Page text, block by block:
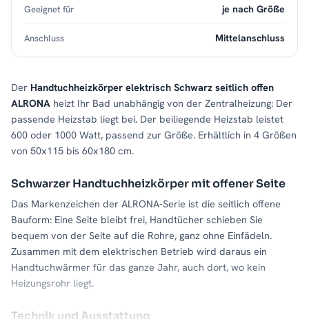
Der Handtuchheizkörper elektrisch Schwarz seitlich offen
ALRONA heizt Ihr Bad unabhängig von der Zentralheizung: Der
passende Heizstab liegt bei. Der beiliegende Heizstab leistet
600 oder 1000 Watt, passend zur Größe. Erhältlich in 4 Größen
von 50x115 bis 60x180 cm.
Schwarzer Handtuchheizkörper mit offener Seite
Das Markenzeichen der ALRONA-Serie ist die seitlich offene
Bauform: Eine Seite bleibt frei, Handtücher schieben Sie
bequem von der Seite auf die Rohre, ganz ohne Einfädeln.
Zusammen mit dem elektrischen Betrieb wird daraus ein
Handtuchwärmer für das ganze Jahr, auch dort, wo kein
Heizungsrohr liegt.
Technik und Ausstattung
Geeignet für je nach Größe
Anschluss Mittelanschluss